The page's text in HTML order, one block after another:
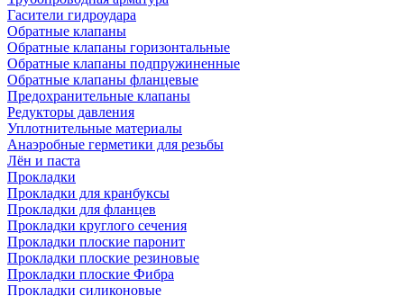
Гасители гидроудара
Обратные клапаны
Обратные клапаны горизонтальные
Обратные клапаны подпружиненные
Обратные клапаны фланцевые
Предохранительные клапаны
Редукторы давления
Уплотнительные материалы
Анаэробные герметики для резьбы
Лён и паста
Прокладки
Прокладки для кранбуксы
Прокладки для фланцев
Прокладки круглого сечения
Прокладки плоские паронит
Прокладки плоские резиновые
Прокладки плоские Фибра
Прокладки силиконовые